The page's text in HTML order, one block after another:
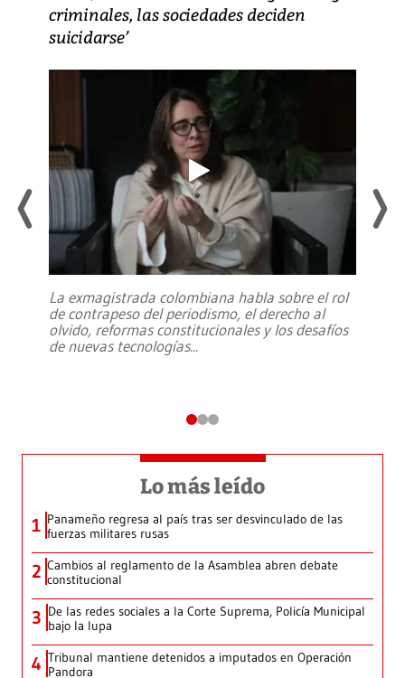
criminales, las sociedades deciden
suicidarse’
La exmagistrada colombiana habla sobre el rol
de contrapeso del periodismo, el derecho al
olvido, reformas constitucionales y los desafíos
de nuevas tecnologías...
Lo más leído
1 Panameño regresa al país tras ser desvinculado de las
fuerzas militares rusas
2 Cambios al reglamento de la Asamblea abren debate
constitucional
3 De las redes sociales a la Corte Suprema, Policía Municipal
bajo la lupa
4 Tribunal mantiene detenidos a imputados en Operación
Pandora